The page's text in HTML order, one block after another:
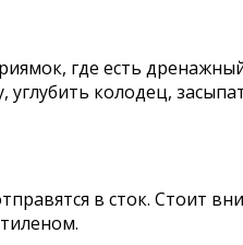
где есть
колодец,
в сток. Стоит